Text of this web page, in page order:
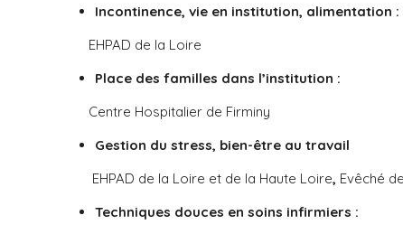
Incontinence, vie en institution, alimentation :
EHPAD de la Loire
Place des familles dans l’institution :
Centre Hospitalier de Firminy
Gestion du stress, bien-être au travail
EHPAD de la Loire et de la Haute Loire, Evêché
Techniques douces en soins infirmiers :